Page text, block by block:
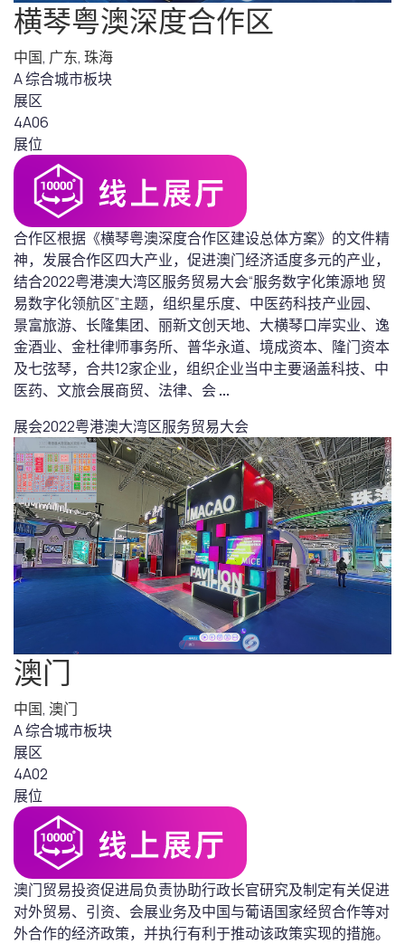
横琴粤澳深度合作区
中国, 广东, 珠海
A 综合城市板块
展区
4A06
展位
合作区根据《横琴粤澳深度合作区建设总体方案》的文件精
神，发展合作区四大产业，促进澳门经济适度多元的产业，
结合2022粤港澳大湾区服务贸易大会“服务数字化策源地 贸
易数字化领航区”主题，组织星乐度、中医药科技产业园、
景富旅游、长隆集团、丽新文创天地、大横琴口岸实业、逸
金酒业、金杜律师事务所、普华永道、境成资本、隆门资本
及七弦琴，合共12家企业，组织企业当中主要涵盖科技、中
医药、文旅会展商贸、法律、会...
展会2022粤港澳大湾区服务贸易大会
澳门
中国, 澳门
A 综合城市板块
展区
4A02
展位
澳门贸易投资促进局负责协助行政长官研究及制定有关促进
对外贸易、引资、会展业务及中国与葡语国家经贸合作等对
外合作的经济政策，并执行有利于推动该政策实现的措施。